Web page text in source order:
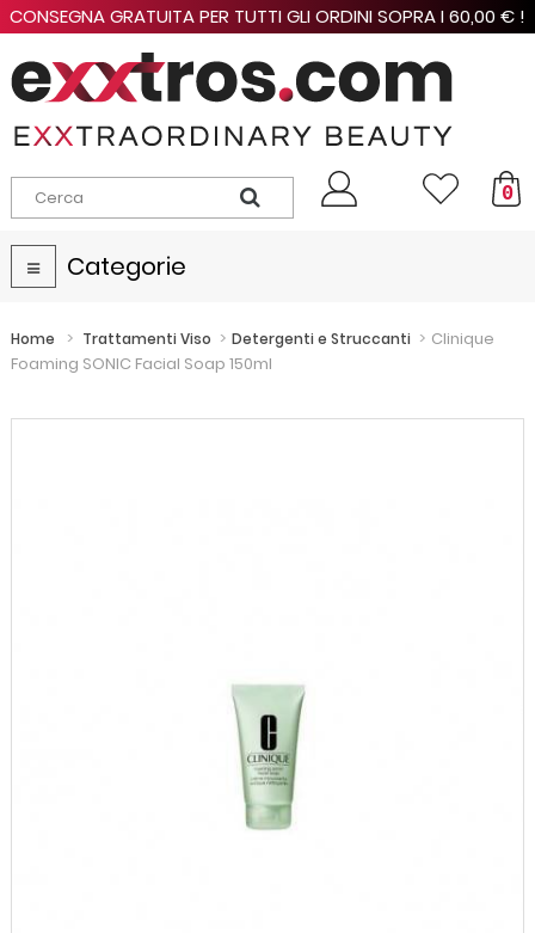
CONSEGNA GRATUITA PER TUTTI GLI ORDINI SOPRA I 60,00 € !
0
Navigazione
Toggle
Categorie
Home > Trattamenti Viso > Detergenti e Struccanti > Clinique
Foaming SONIC Facial Soap 150ml